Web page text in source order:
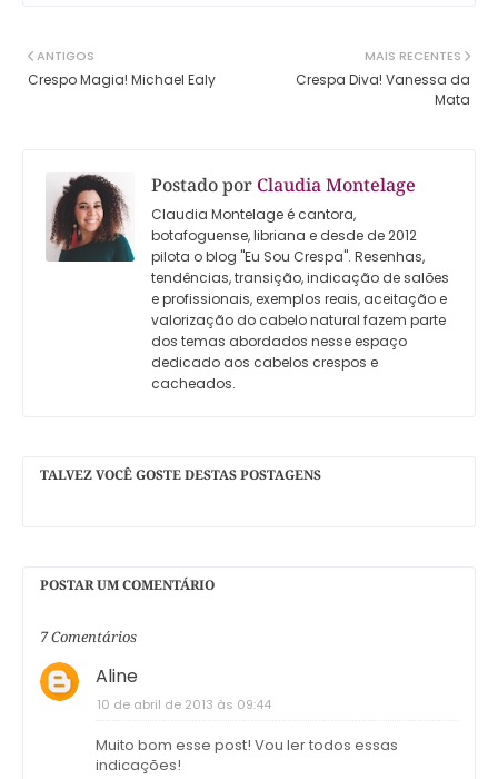
MAIS RECENTES
Crespa Diva! Vanessa da
Mata
ANTIGOS
Crespo Magia! Michael Ealy
Postado por Claudia Montelage
Claudia Montelage é cantora,
botafoguense, libriana e desde de 2012
pilota o blog "Eu Sou Crespa". Resenhas,
tendências, transição, indicação de salões
e profissionais, exemplos reais, aceitação e
valorização do cabelo natural fazem parte
dos temas abordados nesse espaço
dedicado aos cabelos crespos e
cacheados.
TALVEZ VOCÊ GOSTE DESTAS POSTAGENS
POSTAR UM COMENTÁRIO
7 Comentários
Aline
10 de abril de 2013 às 09:44
Muito bom esse post! Vou ler todos essas
indicações!